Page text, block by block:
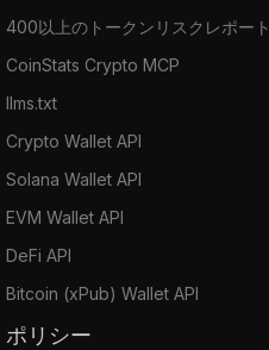
400以上のトークンリスクレポート
CoinStats Crypto MCP
llms.txt
Crypto Wallet API
Solana Wallet API
EVM Wallet API
DeFi API
Bitcoin (xPub) Wallet API
ポリシー